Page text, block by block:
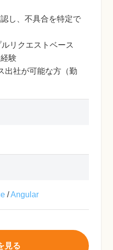
し、不具合を特定で
リクエストベース
験
出社が可能な方（勤
/Angular
見る